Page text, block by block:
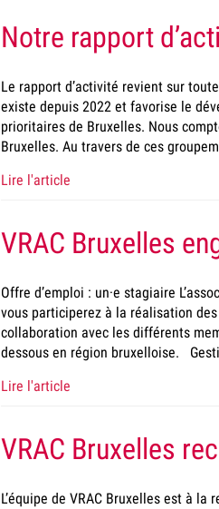
Notre rapport
Le rapport d’activité revient sur
existe depuis 2022 et favorise le
prioritaires de Bruxelles. Nous
Bruxelles. Au travers de ces
Lire l'article
VRAC Bruxelles
Offre d’emploi : un·e stagiaire
vous participerez à la réalisation
collaboration avec les différents
dessous en région bruxelloise.
Lire l'article
VRAC Bruxelles
L’équipe de VRAC Bruxelles est à